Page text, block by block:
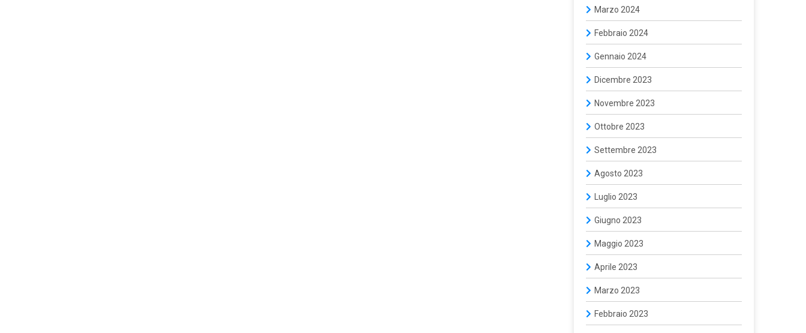
Marzo 2024
Febbraio 2024
Gennaio 2024
Dicembre 2023
Novembre 2023
Ottobre 2023
Settembre 2023
Agosto 2023
Luglio 2023
Giugno 2023
Maggio 2023
Aprile 2023
Marzo 2023
Febbraio 2023